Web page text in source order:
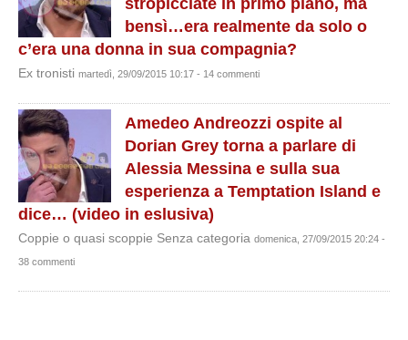
stropicciate in primo piano, ma
bensì…era realmente da solo o
c’era una donna in sua compagnia?
Ex tronisti martedì, 29/09/2015 10:17 - 14 commenti
Amedeo Andreozzi ospite al
Dorian Grey torna a parlare di
Alessia Messina e sulla sua
esperienza a Temptation Island e
dice… (video in eslusiva)
Coppie o quasi scoppie Senza categoria domenica, 27/09/2015 20:24 -
38 commenti